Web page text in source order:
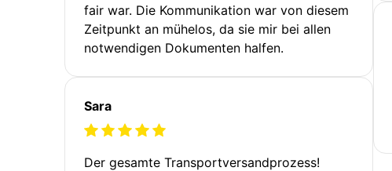
fair war. Die Kommunikation war von diesem
Zeitpunkt an mühelos, da sie mir bei allen
notwendigen Dokumenten halfen.
Sara
Der gesamte Transportversandprozess!